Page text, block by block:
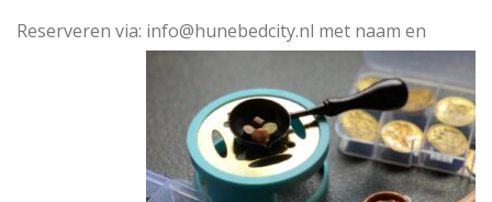
Reserveren via: info@hunebedcity.nl met naam en